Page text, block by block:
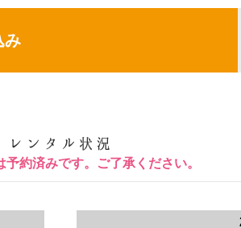
み
予約済みです。ご了承ください。